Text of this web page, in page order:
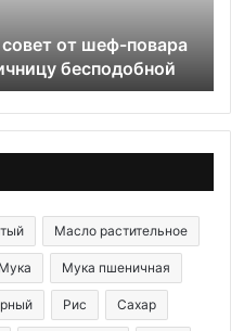
от шеф-повара
бесподобной
Масло растительное
Мука Мука пшеничная
Рис Сахар